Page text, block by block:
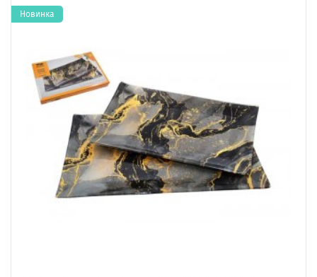
Новинка